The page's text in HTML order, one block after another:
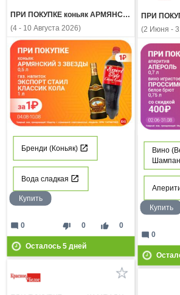
ПРИ ПОКУПКЕ коньяк АРМЯНСКИЙ 3 ЗВЕЗДЫ 0,5л газ напиток ЭКСПОРТ СТАЙЛ КЛАССИК КОЛА 1 л за 1 рубль
(4 - 10 Августа 2026)
Бренди (Коньяк)
Вода сладкая
Купить
thumb_down 0 thumb_up 0
mode_comment 0
Осталось 5дней
(2 Июня -
Вино
Купить
mode_comment 0